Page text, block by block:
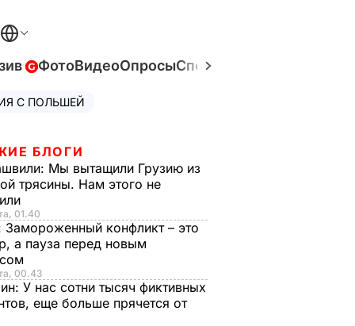
ФотоВидеоОпросыСпецпроекты
С ПОЛЬШЕЙ
БЛОГИ
Мы вытащили Грузию из
трясины. Нам этого не
01.40
Замороженный конфликт – это
а пауза перед новым
00.43
У нас сотни тысяч фиктивных
еще больше прячется от